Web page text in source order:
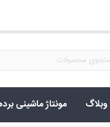
وبلاگ مونتاژ ماشینی